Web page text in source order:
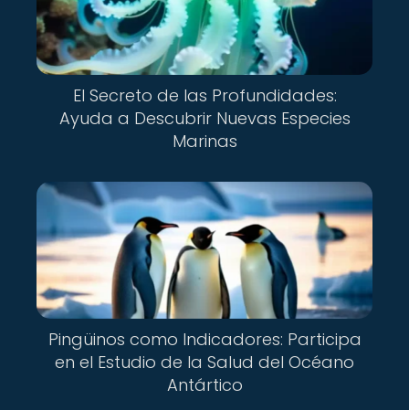
El Secreto de las Profundidades:
Ayuda a Descubrir Nuevas Especies
Marinas
Pingüinos como Indicadores: Participa
en el Estudio de la Salud del Océano
Antártico